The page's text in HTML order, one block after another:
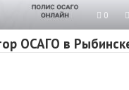
0
ОСАГО в